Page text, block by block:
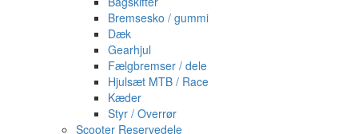
Bremsesko / gummi
Dæk
Gearhjul
Fælgbremser / dele
Hjulsæt MTB / Race
Kæder
Styr / Overrør
Scooter Reservedele